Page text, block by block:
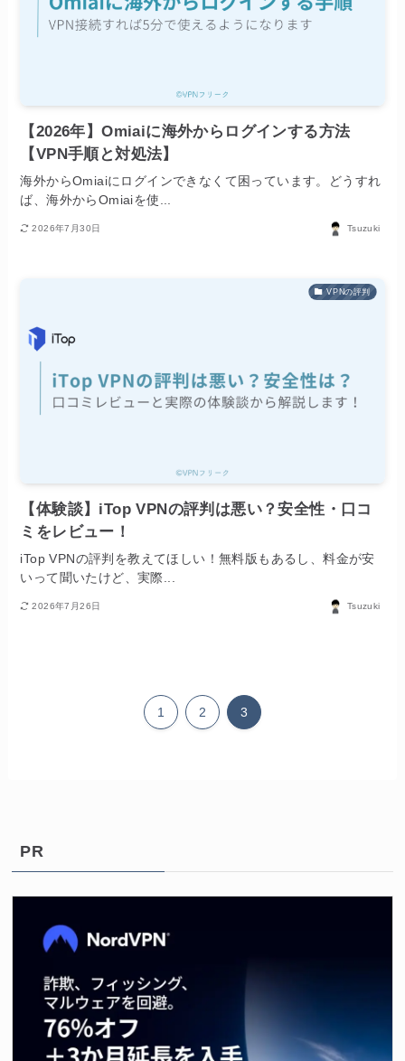
【2026年】Omiaiに海外からログインする方法
【VPN手順と対処法】
海外からOmiaiにログインできなくて困っています。どうすれ
ば、海外からOmiaiを使...
2026年7月30日 Tsuzuki
VPNの評判
【体験談】iTop VPNの評判は悪い？安全性・口コ
ミをレビュー！
iTop VPNの評判を教えてほしい！無料版もあるし、料金が安
いって聞いたけど、実際...
2026年7月26日 Tsuzuki
1 2 3
PR